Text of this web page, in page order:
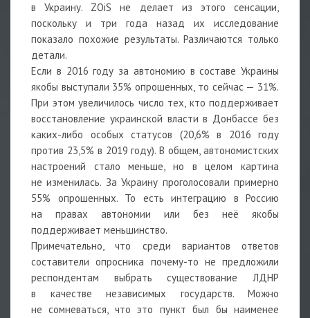
в Украину. ZOiS не делает из этого сенсации,
поскольку и три года назад их исследование
показало похожие результаты. Различаются только
детали.
Если в 2016 году за автономию в составе Украины
якобы выступали 35% опрошенных, то сейчас — 31%.
При этом увеличилось число тех, кто поддерживает
восстановление украинской власти в Донбассе без
каких-либо особых статусов (20,6% в 2016 году
против 23,5% в 2019 году). В общем, автономистских
настроений стало меньше, но в целом картина
не изменилась. За Украину проголосовали примерно
55% опрошенных. То есть интеграцию в Россию
на правах автономии или без неё якобы
поддерживает меньшинство.
Примечательно, что среди вариантов ответов
составители опросника почему-то не предложили
респондентам выбрать существование ЛДНР
в качестве независимых государств. Можно
не сомневаться, что это пункт был бы наименее